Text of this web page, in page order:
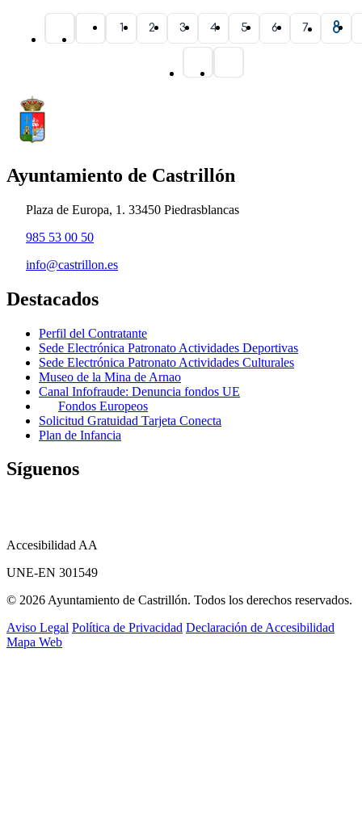
1 2 3 4 5 6 7 8
Ayuntamiento de Castrillón
Plaza de Europa, 1. 33450 Piedrasblancas
985 53 00 50
info@castrillon.es
Destacados
Perfil del Contratante
Sede Electrónica Patronato Actividades Deportivas
Sede Electrónica Patronato Actividades Culturales
Museo de la Mina de Arnao
Canal Infofraude: Denuncia fondos UE
Fondos Europeos
Solicitud Gratuidad Tarjeta Conecta
Plan de Infancia
Síguenos
Accesibilidad AA
UNE-EN 301549
© 2026 Ayuntamiento de Castrillón. Todos los derechos reservados.
Aviso Legal Política de Privacidad Declaración de Accesibilidad
Mapa Web